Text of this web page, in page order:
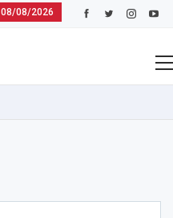
08/08/2026